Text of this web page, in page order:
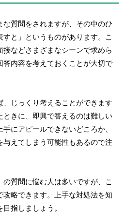
質問をされますが、その中のひ
と」というものがあります。こ
などさまざまなシーンで求めら
内容を考えておくことが大切で
じっくり考えることができます
きに、即興で答えるのは難しい
にアピールできないどころか、
えてしまう可能性もあるので注
の質問に悩む人は多いですが、こ
略できます。上手な対処法を知
指しましょう。